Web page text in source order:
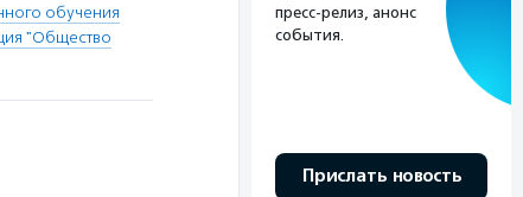
обучения
"Общество
пресс-релиз, анонс
события.
Прислать новость